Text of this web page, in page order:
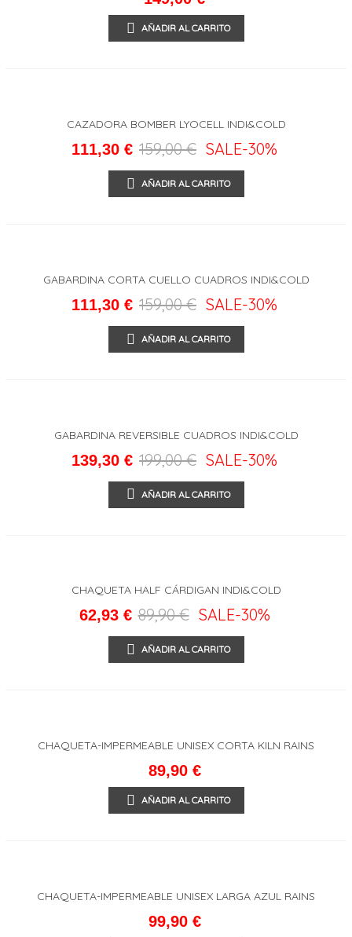
AÑADIR AL CARRITO
CAZADORA BOMBER LYOCELL INDI&COLD
111,30 € 159,00 € SALE-30%
AÑADIR AL CARRITO
GABARDINA CORTA CUELLO CUADROS INDI&COLD
111,30 € 159,00 € SALE-30%
AÑADIR AL CARRITO
GABARDINA REVERSIBLE CUADROS INDI&COLD
139,30 € 199,00 € SALE-30%
AÑADIR AL CARRITO
CHAQUETA HALF CÁRDIGAN INDI&COLD
62,93 € 89,90 € SALE-30%
AÑADIR AL CARRITO
CHAQUETA-IMPERMEABLE UNISEX CORTA KILN RAINS
89,90 €
AÑADIR AL CARRITO
CHAQUETA-IMPERMEABLE UNISEX LARGA AZUL RAINS
99,90 €